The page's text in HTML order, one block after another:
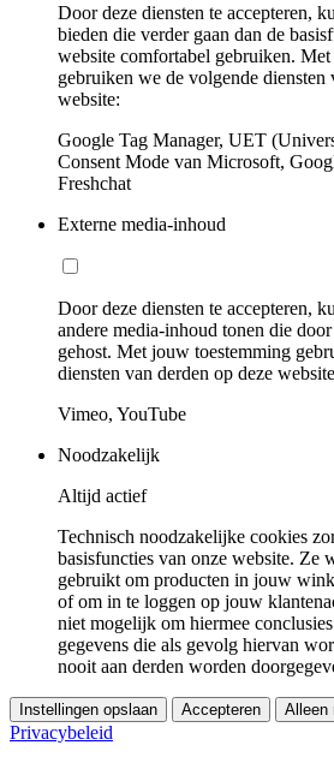
Door deze diensten te accepteren,
bieden die verder gaan dan de
website comfortabel gebruiken.
gebruiken we de volgende diensten
website:
Google Tag Manager, UET
Consent Mode van Microsoft,
Freshchat
Externe media-inhoud
Door deze diensten te accepteren,
andere media-inhoud tonen die
gehost. Met jouw toestemming
diensten van derden op deze
Vimeo, YouTube
Noodzakelijk
Altijd actief
Technisch noodzakelijke cookies
basisfuncties van onze website. Ze
gebruikt om producten in jouw
of om in te loggen op jouw
niet mogelijk om hiermee
gegevens die als gevolg hiervan
nooit aan derden worden
Instellingen opslaan Accepteren Alleen
Privacybeleid